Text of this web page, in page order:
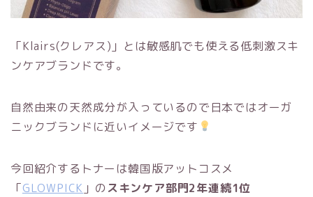
「Klairs(クレアス)」とは敏感肌でも使える低刺激スキ
ンケアブランドです。
自然由来の天然成分が入っているので日本ではオーガ
ニックブランドに近いイメージです
今回紹介するトナーは韓国版アットコスメ
「GLOWPICK 」の スキンケア部門2年連続1位